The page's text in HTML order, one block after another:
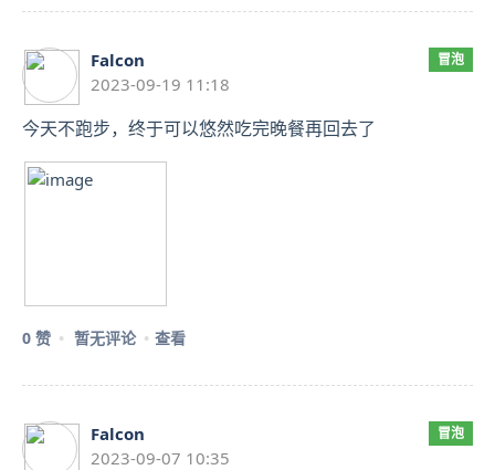
Falcon
2023-09-19 11:18
冒泡
今天不跑步，终于可以悠然吃完晚餐再回去了
0 赞 暂无评论 查看
Falcon
2023-09-07 10:35
冒泡